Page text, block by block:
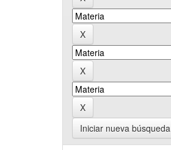
Iniciar nueva búsqueda